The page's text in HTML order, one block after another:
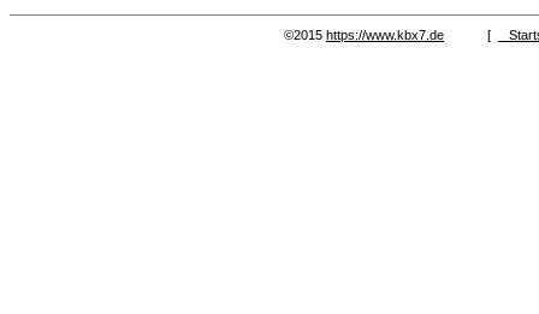
©2015 https://www.kbx7.de [